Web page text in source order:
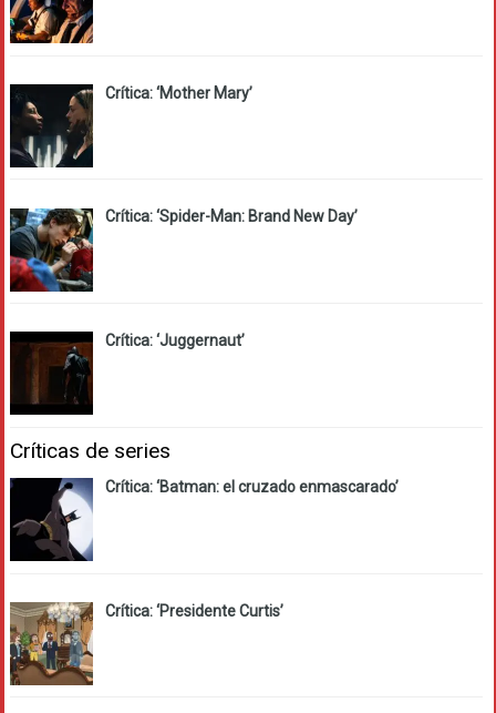
Crítica: ‘Mother Mary’
Crítica: ‘Spider-Man: Brand New Day’
Crítica: ‘Juggernaut’
Críticas de series
Crítica: ‘Batman: el cruzado enmascarado’
Crítica: ‘Presidente Curtis’